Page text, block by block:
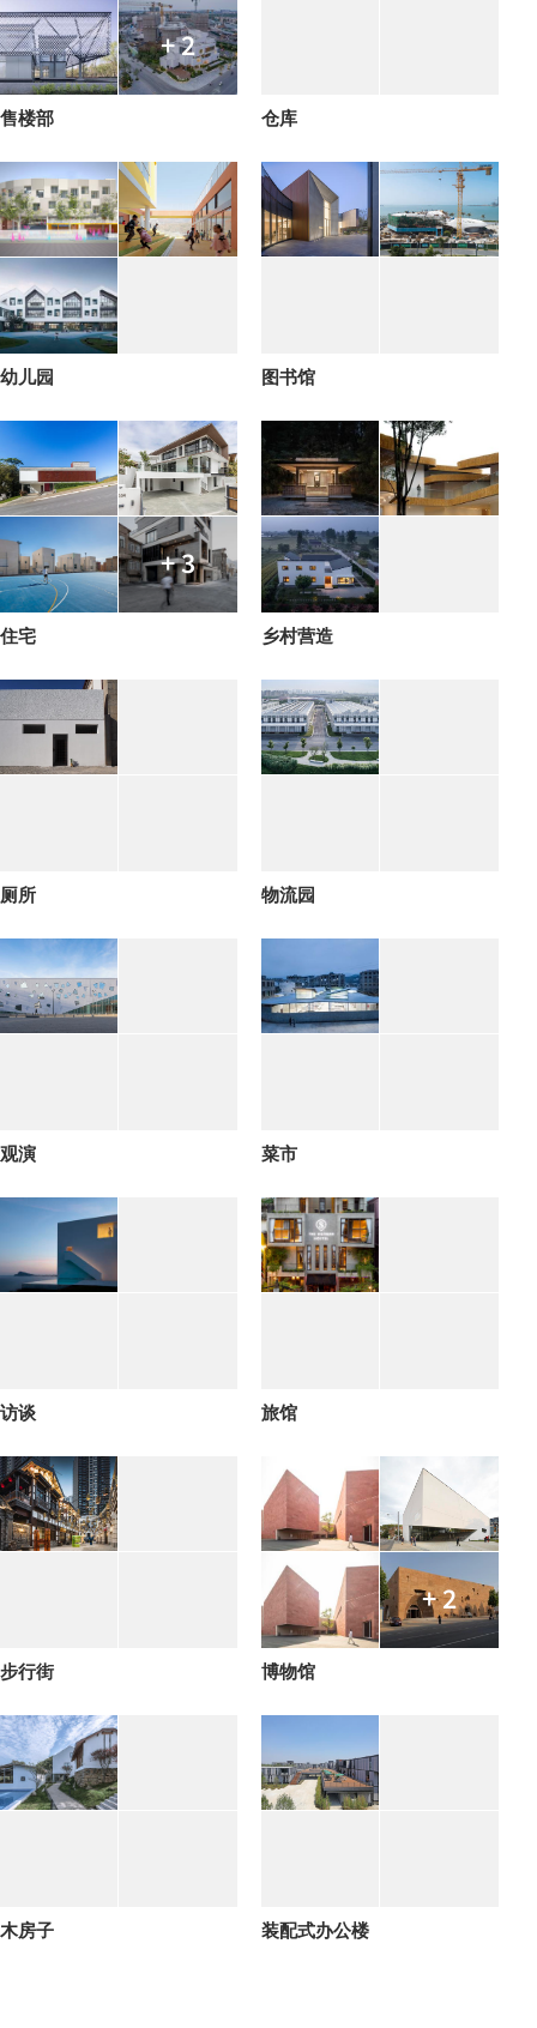
+ 2
售楼部 仓库
幼儿园 图书馆
+ 3
住宅 乡村营造
厕所 物流园
观演 菜市
访谈 旅馆
步行街
+ 2
博物馆
木房子 装配式办公楼